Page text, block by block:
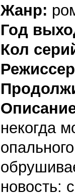
Жанр:
Год
Кол
некогда
новость: